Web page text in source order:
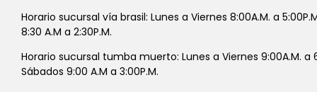
Horario sucursal vía brasil: Lunes a Viernes 8:00A.M. a
8:30 A.M a 2:30P.M.
Horario sucursal tumba muerto: Lunes a Viernes 9:00A.M. a
Sábados 9:00 A.M a 3:00P.M.